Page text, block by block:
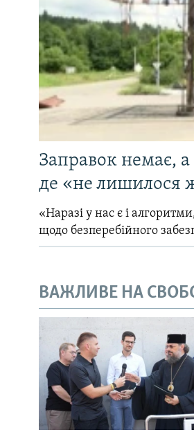
Заправок немає,
де «не лишилося
«Наразі у нас є і
щодо безперебійного
ВАЖЛИВЕ НА